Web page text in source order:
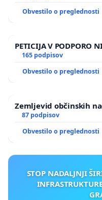
Obvestilo o preglednosti
PETICIJA V PODPORO
165 podpisov
Obvestilo o preglednosti
Zemljevid občinskih
87 podpisov
Obvestilo o preglednosti
STOP NADALJNJI